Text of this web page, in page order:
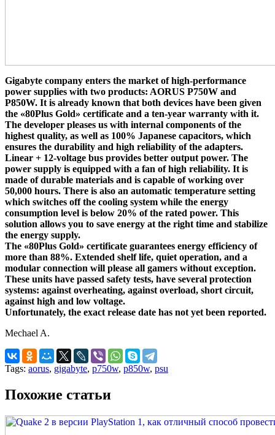
Gigabyte company enters the market of high-performance
power supplies with two products: AORUS P750W and
P850W. It is already known that both devices have been given
the «80Plus Gold» certificate and a ten-year warranty with it.
The developer pleases us with internal components of the
highest quality, as well as 100% Japanese capacitors, which
ensures the durability and high reliability of the adapters.
Linear + 12-voltage bus provides better output power. The
power supply is equipped with a fan of high reliability. It is
made of durable materials and is capable of working over
50,000 hours. There is also an automatic temperature setting
which switches off the cooling system while the energy
consumption level is below 20% of the rated power. This
solution allows you to save energy at the right time and stabilize
the energy supply.
The «80Plus Gold» certificate guarantees energy efficiency of
more than 88%. Extended shelf life, quiet operation, and a
modular connection will please all gamers without exception.
These units have passed safety tests, have several protection
systems: against overheating, against overload, short circuit,
against high and low voltage.
Unfortunately, the exact release date has not yet been reported.
Mechael A.
Tags: aorus, gigabyte, p750w, p850w, psu
Похожие статьи